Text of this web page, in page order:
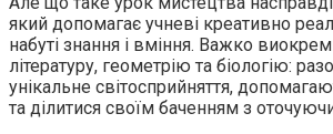
який допомагає учневі креативно
набуті знання і вміння. Важко
літературу, геометрію та біологію:
унікальне світосприйняття,
та ділитися своїм баченням з